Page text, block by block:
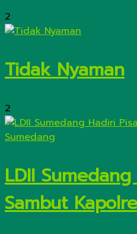
2
Tidak Nyaman
2
LDII
Sambut